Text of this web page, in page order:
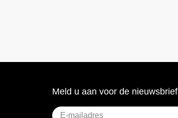
Meld u aan voor de nieuwsbrief
E-